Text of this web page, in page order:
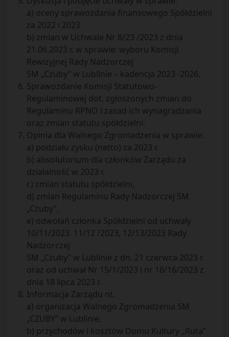
a) oceny sprawozdania finansowego Spółdzielni
za 2022 i 2023
b) zmian w Uchwale Nr 8/23 /2023 z dnia
21.06.2023 r. w sprawie: wyboru Komisji
Rewizyjnej Rady Nadzorczej
SM „Czuby” w Lublinie – kadencja 2023 -2026.
Sprawozdanie Komisji Statutowo-
Regulaminowej dot. zgłoszonych zmian do
Regulaminu RPNO l zasad ich wynagradzania
oraz zmian statutu spółdzielni.
Opinia dla Walnego Zgromadzenia w sprawie:
a) podziału zysku (netto) za 2023 r.
b) absolutorium dla członków Zarządu za
działalność w 2023 r.
c) zmian statutu spółdzielni,
d) zmian Regulaminu Rady Nadzorczej SM
„Czuby”,
e) odwołań członka Spółdzielni od uchwały
10/11/2023. 11/12 /2023, 12/13/2023 Rady
Nadzorczej
SM „Czuby” w Lublinie z dn. 21 czerwca 2023 r.
oraz od uchwał Nr 15/1/2023 i nr 16/16/2023 z
dnia 18 lipca 2023 r.
Informacja Zarządu nt.
a) organizacja Walnego Zgromadzenia SM
„CZUBY” w Lublinie,
b) przychodów i kosztów Domu Kultury „Ruta”